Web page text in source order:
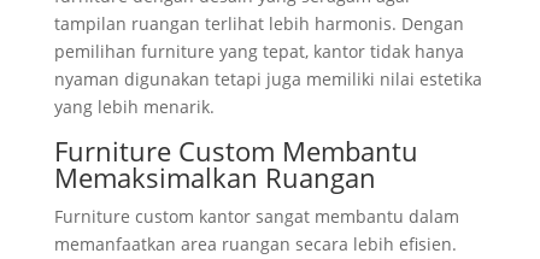
tampilan ruangan terlihat lebih harmonis. Dengan
pemilihan furniture yang tepat, kantor tidak hanya
nyaman digunakan tetapi juga memiliki nilai estetika
yang lebih menarik.
Furniture Custom Membantu
Memaksimalkan Ruangan
Furniture custom kantor sangat membantu dalam
memanfaatkan area ruangan secara lebih efisien.